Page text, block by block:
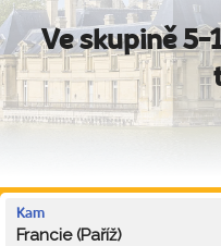
Ve skupině 5-
Kam
Francie (Paříž)